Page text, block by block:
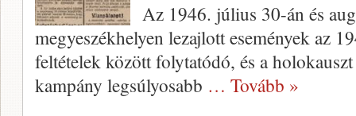
Az 1946. július 30-án és
megyeszékhelyen lezajlott események az
feltételek között folytatódó, és a
kampány legsúlyosabb … Tovább »